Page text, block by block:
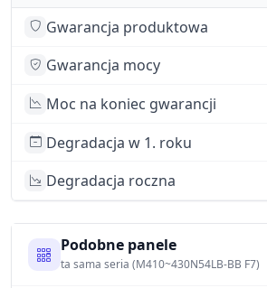
Gwarancja produktowa
Gwarancja mocy
Moc na koniec gwarancji
Degradacja w 1. roku
Degradacja roczna
Podobne panele
ta sama seria (M410~430N54LB-BB F7)